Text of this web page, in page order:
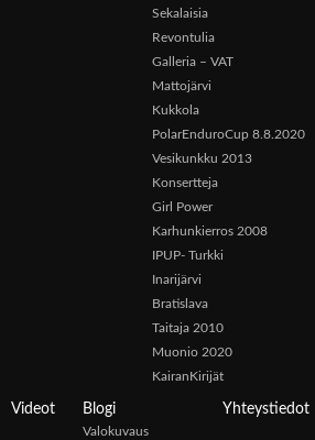
Sekalaisia
Revontulia
Galleria – VAT
Mattojärvi
Kukkola
PolarEnduroCup 8.8.2020
Vesikunkku 2013
Konsertteja
Girl Power
Karhunkierros 2008
IPUP- Turkki
Inarijärvi
Bratislava
Taitaja 2010
Muonio 2020
KairanKirijät
Videot Blogi
Valokuvaus
Yhteystiedot